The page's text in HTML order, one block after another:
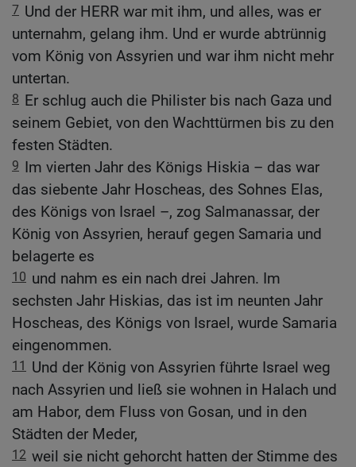
7 Und der HERR war mit ihm, und alles, was er
unternahm, gelang ihm. Und er wurde abtrünnig
vom König von Assyrien und war ihm nicht mehr
untertan.
8 Er schlug auch die Philister bis nach Gaza und
seinem Gebiet, von den Wachttürmen bis zu den
festen Städten.
9 Im vierten Jahr des Königs Hiskia – das war
das siebente Jahr Hoscheas, des Sohnes Elas,
des Königs von Israel –, zog Salmanassar, der
König von Assyrien, herauf gegen Samaria und
belagerte es
10 und nahm es ein nach drei Jahren. Im
sechsten Jahr Hiskias, das ist im neunten Jahr
Hoscheas, des Königs von Israel, wurde Samaria
eingenommen.
11
Und der König von Assyrien führte Israel weg
nach Assyrien und ließ sie wohnen in Halach und
am Habor, dem Fluss von Gosan, und in den
Städten der Meder,
12 weil sie nicht gehorcht hatten der Stimme des